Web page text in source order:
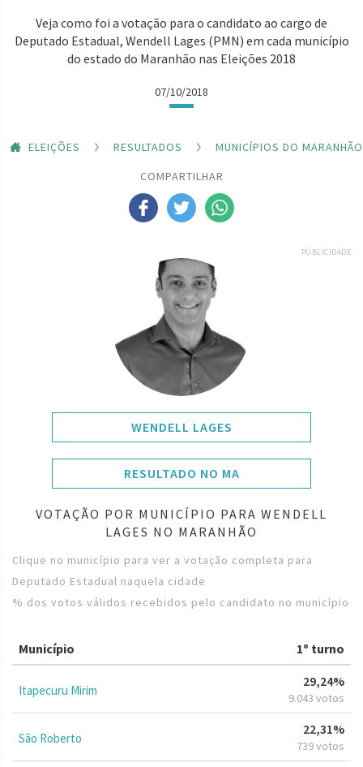
Veja como foi a votação para o candidato ao cargo de
Deputado Estadual, Wendell Lages (PMN) em cada município
do estado do Maranhão nas Eleições 2018
07/10/2018
ELEIÇÕES RESULTADOS
MUNICÍPIOS DO MARANHÃO
COMPARTILHAR
PUBLICIDADE
WENDELL LAGES
RESULTADO NO MA
VOTAÇÃO POR MUNICÍPIO PARA WENDELL
LAGES NO MARANHÃO
Clique no município para ver a votação completa para
Deputado Estadual naquela cidade
% dos votos válidos recebidos pelo candidato no município
Município 1º turno
Itapecuru Mirim
29,24%
9.043 votos
São Roberto
22,31%
739 votos